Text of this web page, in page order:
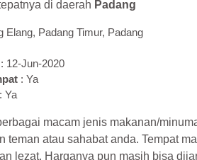
di daerah Padang
Elang, Padang Timur, Padang
: 12-Jun-2020
: Ya
: Ya
macam jenis makanan/
teman atau sahabat anda. Tempat
lezat. Harganya pun masih bisa